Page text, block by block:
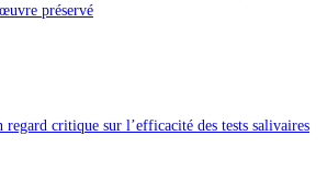
préservé
regard critique sur l’efficacité des tests salivaires